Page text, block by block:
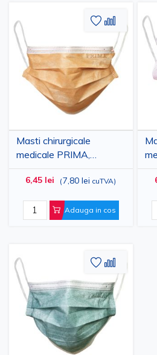
Masti chirurgicale
medicale PRIMA,
portocalii, cu elastic, tip
IIR, 3 straturi, 50 bucati
6,45 lei (7,80 lei cuTVA)
Adauga in cos
Adaugati
Lista
de
Dorinte
Adaugati
pentru
Adaugati
Lista
de
Dorinte
Adaugati
pentru